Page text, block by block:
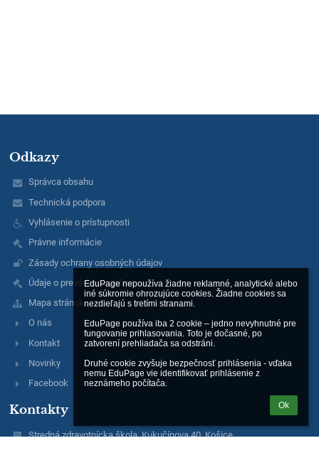
EduPage nepoužíva žiadne reklamné, analytické alebo
iné súkromie ohrozujúce cookies. Žiadne cookies sa
nezdieľajú s tretími stranami.
EduPage používa iba 2 cookie – jedno nevyhnutné pre
fungovanie prihlasovania. Toto je dočasné, po
zatvorení prehliadača sa odstráni.
Druhé cookie zvyšuje bezpečnosť prihlásenia - vďaka
nemu EduPage vie identifikovať prihlásenie z
neznámeho počítača.
Ok
Odkazy
Správca obsahu
Technická podpora
Vyhlásenie o prístupnosti
Právne informácie
Zásady ochrany osobných údajov
Údaje o prevádzkovateľovi
Mapa stránok
O nás
Kontakt
Novinky
Facebook
Kontakty
Stredná zdravotnícka škola, Kukučínova 40, Košice